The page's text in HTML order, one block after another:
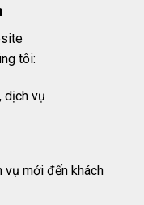
tôi:
dịch vụ
vụ mới đến khách